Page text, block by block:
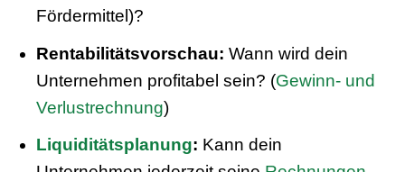
Fördermittel)?
Rentabilitätsvorschau: Wann wird dein
Unternehmen profitabel sein? (Gewinn- und
Verlustrechnung)
Liquiditätsplanung: Kann dein